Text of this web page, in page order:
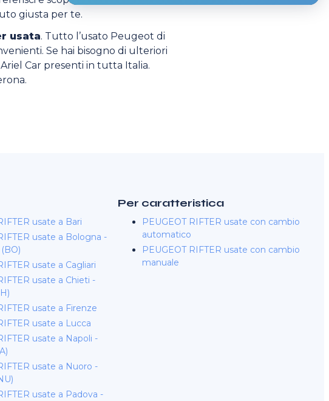
giusta per te.
usata. Tutto l’usato Peugeot di
Se hai bisogno di ulteriori
Car presenti in tutta Italia.
usate a Bari
usate a Bologna -
usate a Cagliari
usate a Chieti -
usate a Firenze
usate a Lucca
usate a Napoli -
usate a Nuoro -
usate a Padova -
Per caratteristica
PEUGEOT RIFTER usate con cambio
automatico
PEUGEOT RIFTER usate con cambio
manuale